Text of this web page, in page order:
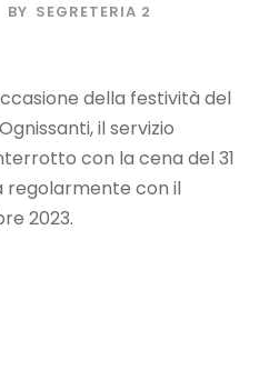
BY SEGRETERIA 2
della festività del
il servizio
con la cena del 31
con il
2023.